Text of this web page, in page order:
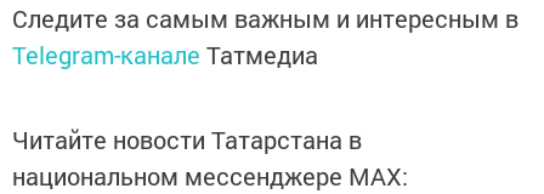
Следите за самым важным и интересным в
Telegram-канале Татмедиа
Читайте новости Татарстана в
национальном мессенджере MАХ: